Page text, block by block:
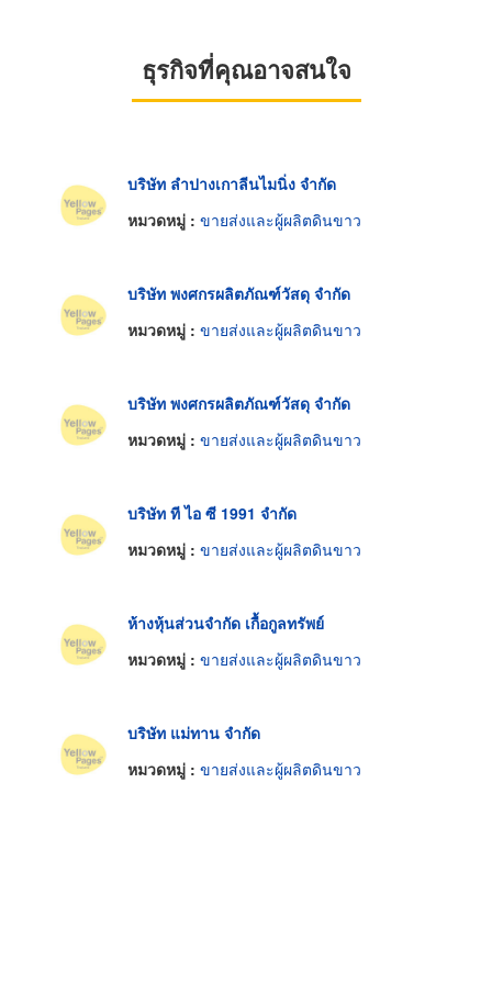
ธุรกิจที่คุณอาจสนใจ
บริษัท ลำปางเกาลีนไมนิ่ง จำกัด
หมวดหมู่ : ขายส่งและผู้ผลิตดินขาว
บริษัท พงศกรผลิตภัณฑ์วัสดุ จำกัด
หมวดหมู่ : ขายส่งและผู้ผลิตดินขาว
บริษัท พงศกรผลิตภัณฑ์วัสดุ จำกัด
หมวดหมู่ : ขายส่งและผู้ผลิตดินขาว
บริษัท ที ไอ ซี 1991 จำกัด
หมวดหมู่ : ขายส่งและผู้ผลิตดินขาว
ห้างหุ้นส่วนจำกัด เกื้อกูลทรัพย์
หมวดหมู่ : ขายส่งและผู้ผลิตดินขาว
บริษัท แม่ทาน จำกัด
หมวดหมู่ : ขายส่งและผู้ผลิตดินขาว